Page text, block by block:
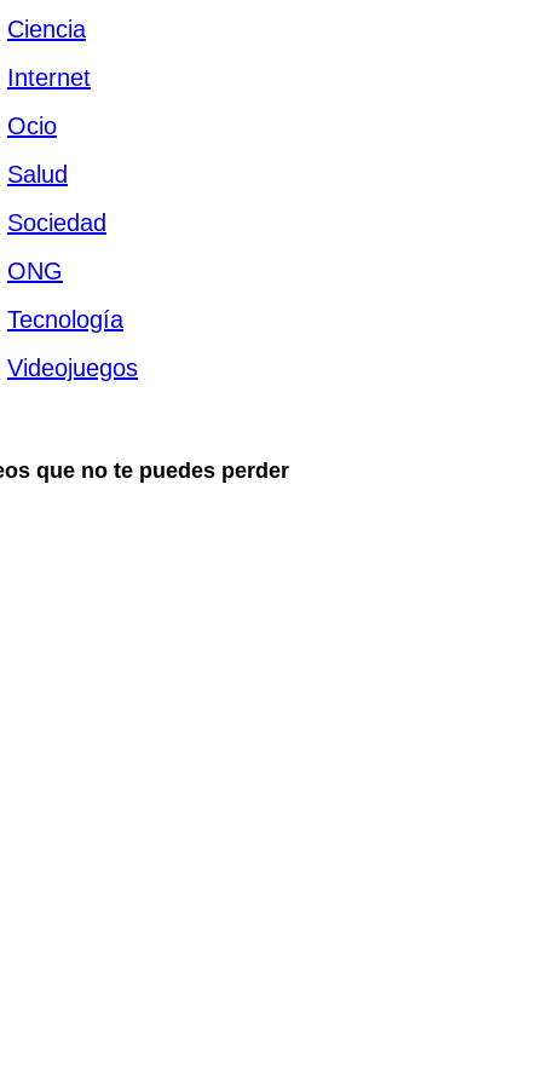
Ciencia
Internet
Ocio
Salud
Sociedad
ONG
Tecnología
Videojuegos
que no te puedes perder